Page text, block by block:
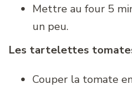
Mettre au four 5
un peu.
Les tartelettes
Couper la tomate